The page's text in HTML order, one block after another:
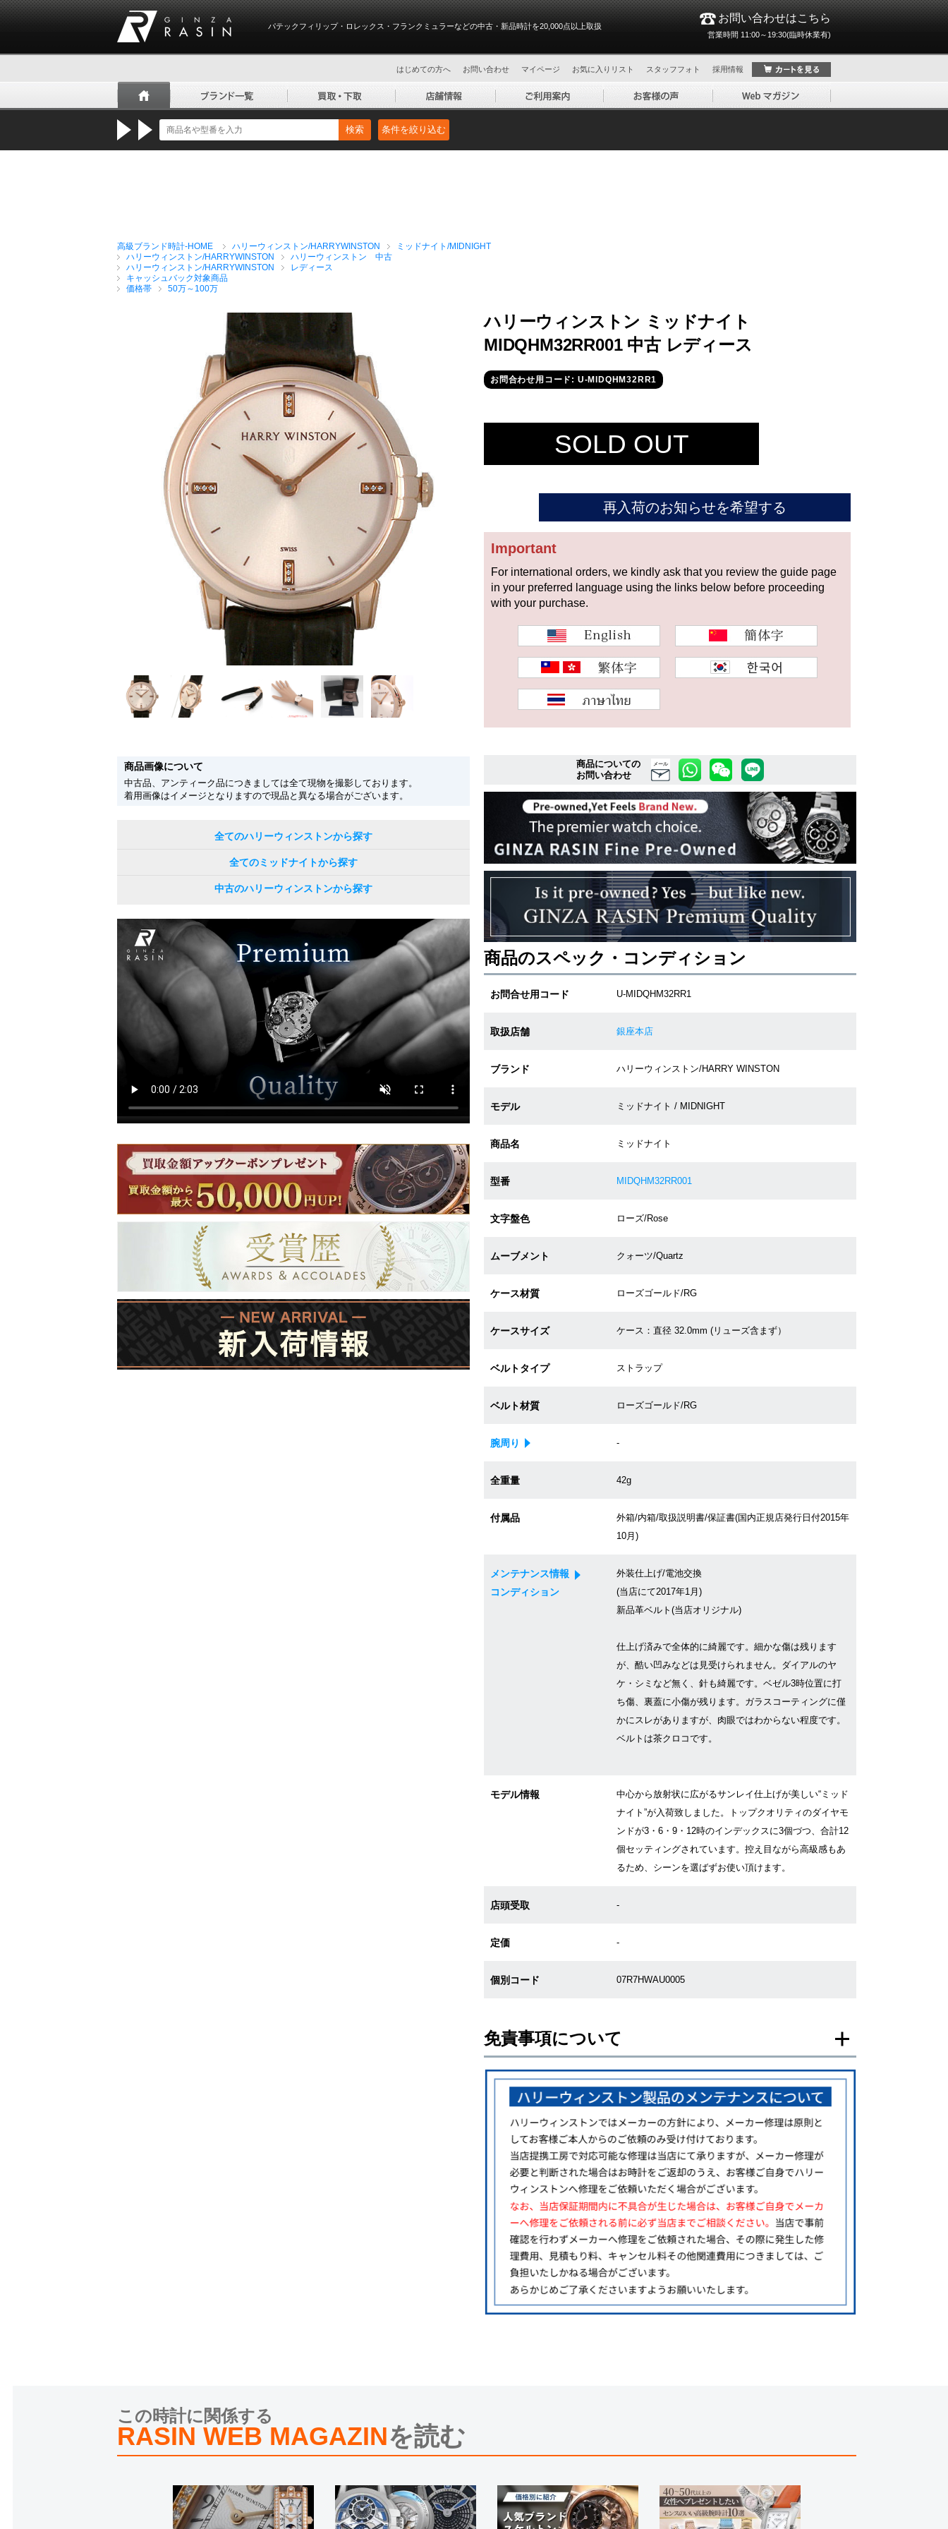
パテックフィリップ・ロレックス・フランクミュラーなどの中古・新品時計を20,000点以上取扱
お問い合わせはこちら
営業時間 11:00～19:30(臨時休業有)
はじめての方へ お問い合わせ マイページ お気に入りリスト スタッフフォト 採用情報
検索 条件を絞り込む
高級ブランド時計-HOME ハリーウィンストン/HARRYWINSTON
ミッドナイト/MIDNIGHT
ハリーウィンストン/HARRYWINSTON
ハリーウィンストン 中古
ハリーウィンストン/HARRYWINSTON
レディース
キャッシュバック対象商品
価格帯
50万～100万
ハリーウィンストン ミッドナイト
MIDQHM32RR001 中古 レディース
お問合わせ用コード: U-MIDQHM32RR1
SOLD OUT
再入荷のお知らせを希望する
Important
For international orders, we kindly ask that you review the guide page
in your preferred language using the links below before proceeding
with your purchase.
商品画像について
中古品、アンティーク品につきましては全て現物を撮影しております。
着用画像はイメージとなりますので現品と異なる場合がございます。
全てのハリーウィンストンから探す
全てのミッドナイトから探す
中古のハリーウィンストンから探す
商品についての
お問い合わせ
メール
商品のスペック・コンディション
お問合せ用コード U-MIDQHM32RR1
取扱店舗 銀座本店
ブランド ハリーウィンストン/HARRY WINSTON
モデル ミッドナイト / MIDNIGHT
商品名 ミッドナイト
型番 MIDQHM32RR001
文字盤色 ローズ/Rose
ムーブメント クォーツ/Quartz
ケース材質 ローズゴールド/RG
ケースサイズ ケース：直径 32.0mm (リューズ含まず）
ベルトタイプ ストラップ
ベルト材質 ローズゴールド/RG
腕周り -
全重量 42g
付属品
外箱/内箱/取扱説明書/保証書(国内正規店発行日付2015年
10月)
メンテナンス情報
コンディション
外装仕上げ/電池交換
(当店にて2017年1月)
新品革ベルト(当店オリジナル)
仕上げ済みで全体的に綺麗です。細かな傷は残ります
が、酷い凹みなどは見受けられません。ダイアルのヤ
ケ・シミなど無く、針も綺麗です。ベゼル3時位置に打
ち傷、裏蓋に小傷が残ります。ガラスコーティングに僅
かにスレがありますが、肉眼ではわからない程度です。
ベルトは茶クロコです。
モデル情報
中心から放射状に広がるサンレイ仕上げが美しい“ミッド
ナイト”が入荷致しました。トップクオリティのダイヤモ
ンドが3・6・9・12時のインデックスに3個づつ、合計12
個セッティングされています。控え目ながら高級感もあ
るため、シーンを選ばずお使い頂けます。
店頭受取 -
定価 -
個別コード 07R7HWAU0005
免責事項について
※新品・未使用品の商品画像は、同一モデルの画像を使用し掲載致しております。
メーカー保護シールの有無に個体差がございますのでご了承下さいませ。
また、メーカーにてマイナーチェンジがなされる場合がございますが、在庫品の仕様で販
尚、中古品、アンティーク品につきましては現品を撮影しております。
※光の加減やモニターの設定により、実際の商品と色目が異なる場合がございます。
えております。
またお電話でお問い合わせ頂きましてもお答えできません。
※当店では店頭販売も行っております為、サイトでのご注文と店頭処理との時間差で在庫
切れになる場合がございます。
予めご了承くださいませ。
お問い合わせいただけますようお願いいたします。
※アンティーク品やユーズド品の場合、外装および内部機械に代替部品を使用している場
合がございます。
※表示の定価は、入荷時の価格となっております。
この時計に関係する
RASIN WEB MAGAZINを読む